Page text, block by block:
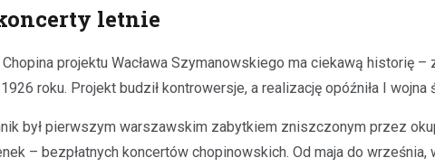
letnie
projektu Wacława Szymanowskiego ma ciekawą
roku. Projekt budził kontrowersje, a realizację opóźniła I
był pierwszym warszawskim zabytkiem zniszczonym przez
– bezpłatnych koncertów chopinowskich. Od maja do